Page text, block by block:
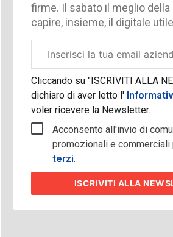
firme. Il sabato il meglio
capire, insieme, il digitale
aziendale
Cliccando su "ISCRIVITI ALLA
dichiaro di aver letto l'
voler ricevere la Newsletter.
Acconsento all'invio di
promozionali e commerciali
terzi.
ISCRIVITI ALLA